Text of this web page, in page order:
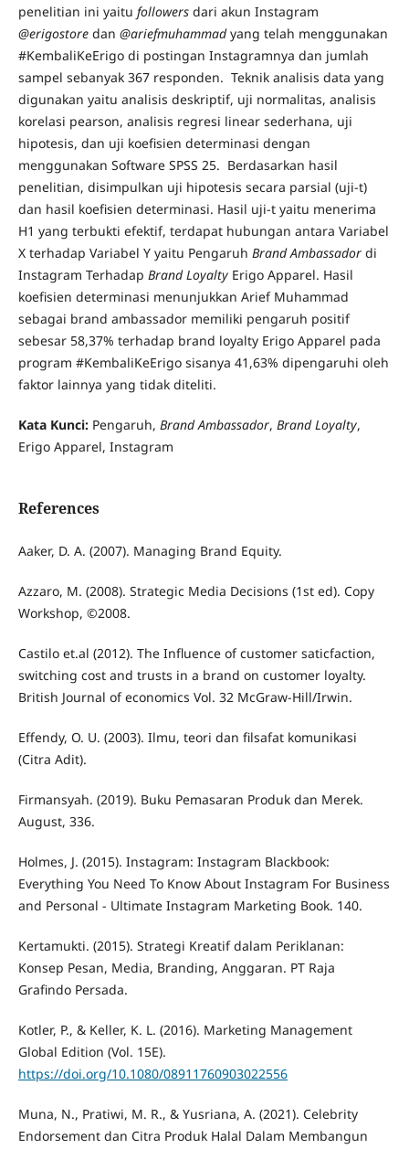
penelitian ini yaitu followers dari akun Instagram
@erigostore dan @ariefmuhammadyang telah menggunakan
#KembaliKeErigo di postingan Instagramnya dan jumlah
sampel sebanyak 367 responden. Teknik analisis data yang
digunakan yaitu analisis deskriptif, uji normalitas, analisis
korelasi pearson, analisis regresi linear sederhana, uji
hipotesis, dan uji koefisien determinasi dengan
menggunakan Software SPSS 25. Berdasarkan hasil
penelitian, disimpulkan uji hipotesis secara parsial (uji-t)
dan hasil koefisien determinasi. Hasil uji-t yaitu menerima
H1 yang terbukti efektif, terdapat hubungan antara Variabel
X terhadap Variabel Y yaitu Pengaruh Brand Ambassadordi
Instagram Terhadap Brand LoyaltyErigo Apparel. Hasil
koefisien determinasi menunjukkan Arief Muhammad
sebagai brand ambassador memiliki pengaruh positif
sebesar 58,37% terhadap brand loyalty Erigo Apparel pada
program #KembaliKeErigo sisanya 41,63% dipengaruhi oleh
faktor lainnya yang tidak diteliti.
Kata Kunci: Pengaruh, Brand Ambassador, Brand Loyalty,
Erigo Apparel, Instagram
References
Aaker, D. A. (2007). Managing Brand Equity.
Azzaro, M. (2008). Strategic Media Decisions (1st ed). Copy
Workshop, ©2008.
Castilo et.al (2012). The Influence of customer saticfaction,
switching cost and trusts in a brand on customer loyalty.
British Journal of economics Vol. 32 McGraw-Hill/Irwin.
Effendy, O. U. (2003). Ilmu, teori dan filsafat komunikasi
(Citra Adit).
Firmansyah. (2019). Buku Pemasaran Produk dan Merek.
August, 336.
Holmes, J. (2015). Instagram: Instagram Blackbook:
Everything You Need To Know About Instagram For Business
and Personal - Ultimate Instagram Marketing Book. 140.
Kertamukti. (2015). Strategi Kreatif dalam Periklanan:
Konsep Pesan, Media, Branding, Anggaran. PT Raja
Grafindo Persada.
Kotler, P., & Keller, K. L. (2016). Marketing Management
Global Edition (Vol. 15E).
https://doi.org/10.1080/08911760903022556
Muna, N., Pratiwi, M. R., & Yusriana, A. (2021). Celebrity
Endorsement dan Citra Produk Halal Dalam Membangun